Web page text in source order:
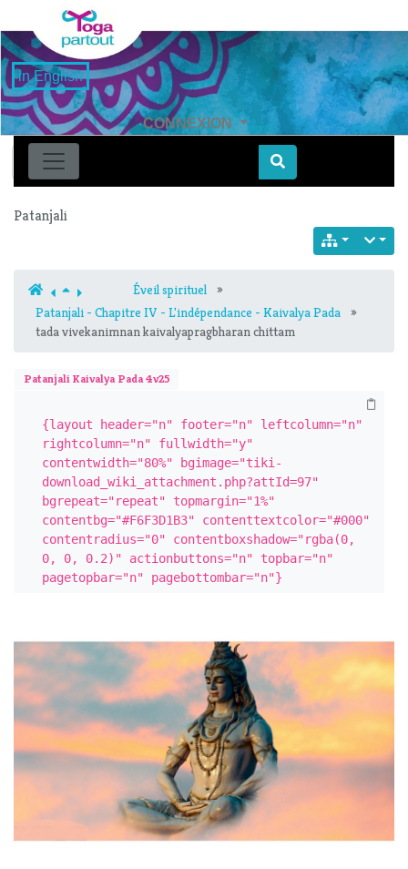
in English
CONNEXION
Find
Patanjali
Éveil spirituel
»
Patanjali - Chapitre IV - L'indépendance - Kaivalya Pada
»
tada vivekanimnan kaivalyapragbharan chittam
Patanjali Kaivalya Pada 4v25
{layout header="n" footer="n" leftcolumn="n"
rightcolumn="n" fullwidth="y"
contentwidth="80%" bgimage="tiki-
download_wiki_attachment.php?attId=97"
bgrepeat="repeat" topmargin="1%"
contentbg="#F6F3D1B3" contenttextcolor="#000"
contentradius="0" contentboxshadow="rgba(0,
0, 0, 0.2)" actionbuttons="n" topbar="n"
pagetopbar="n" pagebottombar="n"}